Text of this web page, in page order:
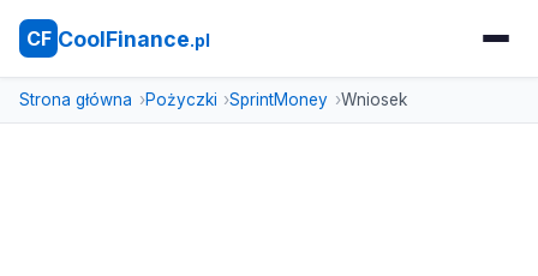
CF CoolFinance.pl
Strona główna Pożyczki SprintMoney Wniosek